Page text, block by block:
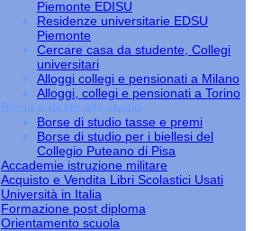
Piemonte EDISU
Residenze universitarie EDSU
Piemonte
Cercare casa da studente, Collegi
universitari
Alloggi collegi e pensionati a Milano
Alloggi, collegi e pensionati a Torino
Borse e diritto allo studio
Borse di studio tasse e premi
Borse di studio per i biellesi del
Collegio Puteano di Pisa
Accademie istruzione militare
Acquisto e Vendita Libri Scolastici Usati
Università in Italia
Formazione post diploma
Orientamento scuola